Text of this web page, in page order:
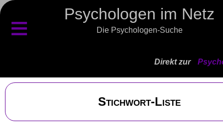
Psychologen im Netz
Die Psychologen-Suche
≡
Direkt zur
Stichwort-Liste